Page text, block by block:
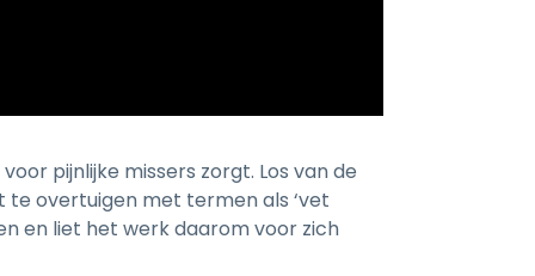
pijnlijke missers zorgt. Los van de
te overtuigen met termen als ‘vet
en liet het werk daarom voor zich